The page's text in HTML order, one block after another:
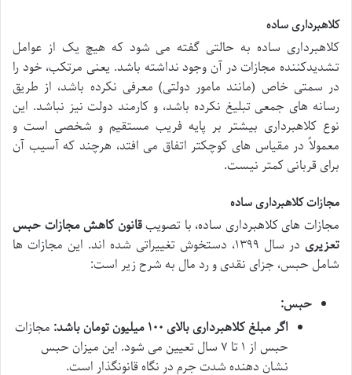
کلاهبرداری ساده
کلاهبرداری ساده به حالتی گفته می شود که هیچ یک از عوامل
تشدیدکننده مجازات در آن وجود نداشته باشد. یعنی مرتکب، خود را
در سمتی خاص (مانند مامور دولتی) معرفی نکرده باشد، از طریق
رسانه های جمعی تبلیغ نکرده باشد، و کارمند دولت نیز نباشد. این
نوع کلاهبرداری بیشتر بر پایه فریب مستقیم و شخصی است و
معمولاً در مقیاس های کوچکتر اتفاق می افتد، هرچند که آسیب آن
برای قربانی کمتر نیست.
مجازات کلاهبرداری ساده
مجازات های کلاهبرداری ساده، با تصویبقانون کاهش مجازات حبس
تعزیری
در سال ۱۳۹۹، دستخوش تغییراتی شده اند. این مجازات ها
شامل حبس، جزای نقدی و رد مال به شرح زیر است:
حبس:
اگر مبلغ کلاهبرداری بالای ۱۰۰ میلیون تومان باشد:
مجازات
حبس از ۱ تا ۷ سال تعیین می شود. این میزان حبس
نشان دهنده شدت جرم در نگاه قانونگذار است.